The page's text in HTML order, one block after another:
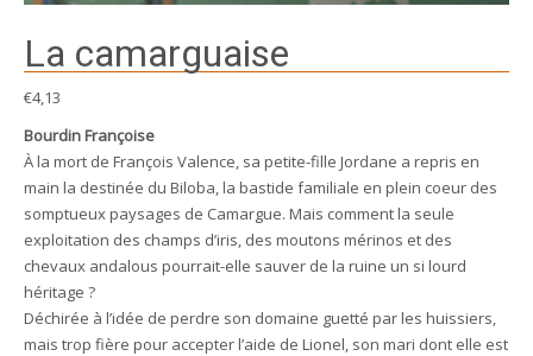
La camarguaise
€4,13
Bourdin Françoise
À la mort de François Valence, sa petite-fille Jordane a repris en
main la destinée du Biloba, la bastide familiale en plein coeur des
somptueux paysages de Camargue. Mais comment la seule
exploitation des champs d’iris, des moutons mérinos et des
chevaux andalous pourrait-elle sauver de la ruine un si lourd
héritage ?
Déchirée à l’idée de perdre son domaine guetté par les huissiers,
mais trop fière pour accepter l’aide de Lionel, son mari dont elle est